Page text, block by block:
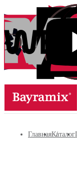
ГлавнаяКаталог